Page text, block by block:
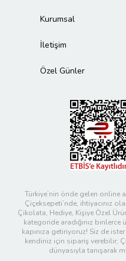
Kurumsal
İletişim
Özel Günler
Türkiye’nin önde gelen online
Çiçeksepeti’nde, ihtiyacınız
Çikolata, Hediye, Kişiye Özel
kategoride aradığınız
kapınıza getiriyoruz! Siz de
kendiniz için sipariş verebilir;
dünyasıyla tanışarak